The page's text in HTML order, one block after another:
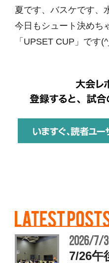
夏です、バスケです
今日もシュート決めち
「UPSET CUP」で
2026/7/
7/26